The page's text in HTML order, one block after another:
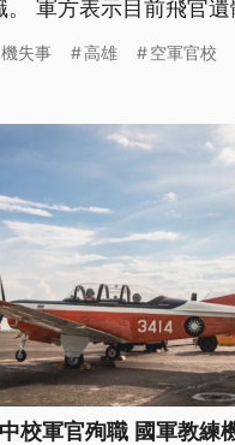
。 軍方表示目前飛官遺
狀抑是共基地喝救命，
失事 高雄 空軍官校
校軍官殉職 國軍教練